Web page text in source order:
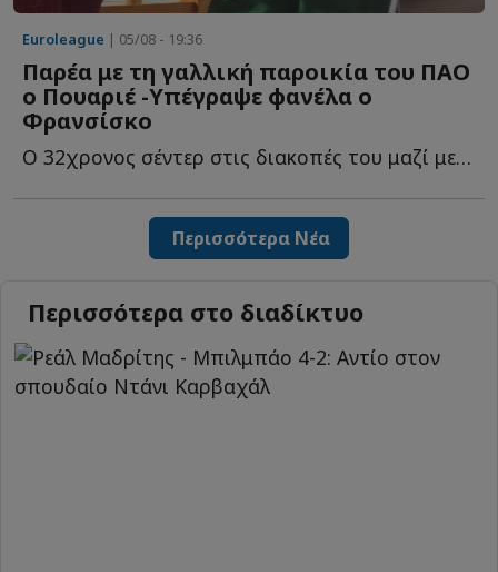
Euroleague | 05/08 - 19:36
Παρέα με τη γαλλική παροικία του ΠΑΟ
ο Πουαριέ -Υπέγραψε φανέλα ο
Φρανσίσκo
Ο 32χρονος σέντερ στις διακοπές του μαζί με τους συμπατριώτες τ...
Περισσότερα Νέα
Περισσότερα στο διαδίκτυο